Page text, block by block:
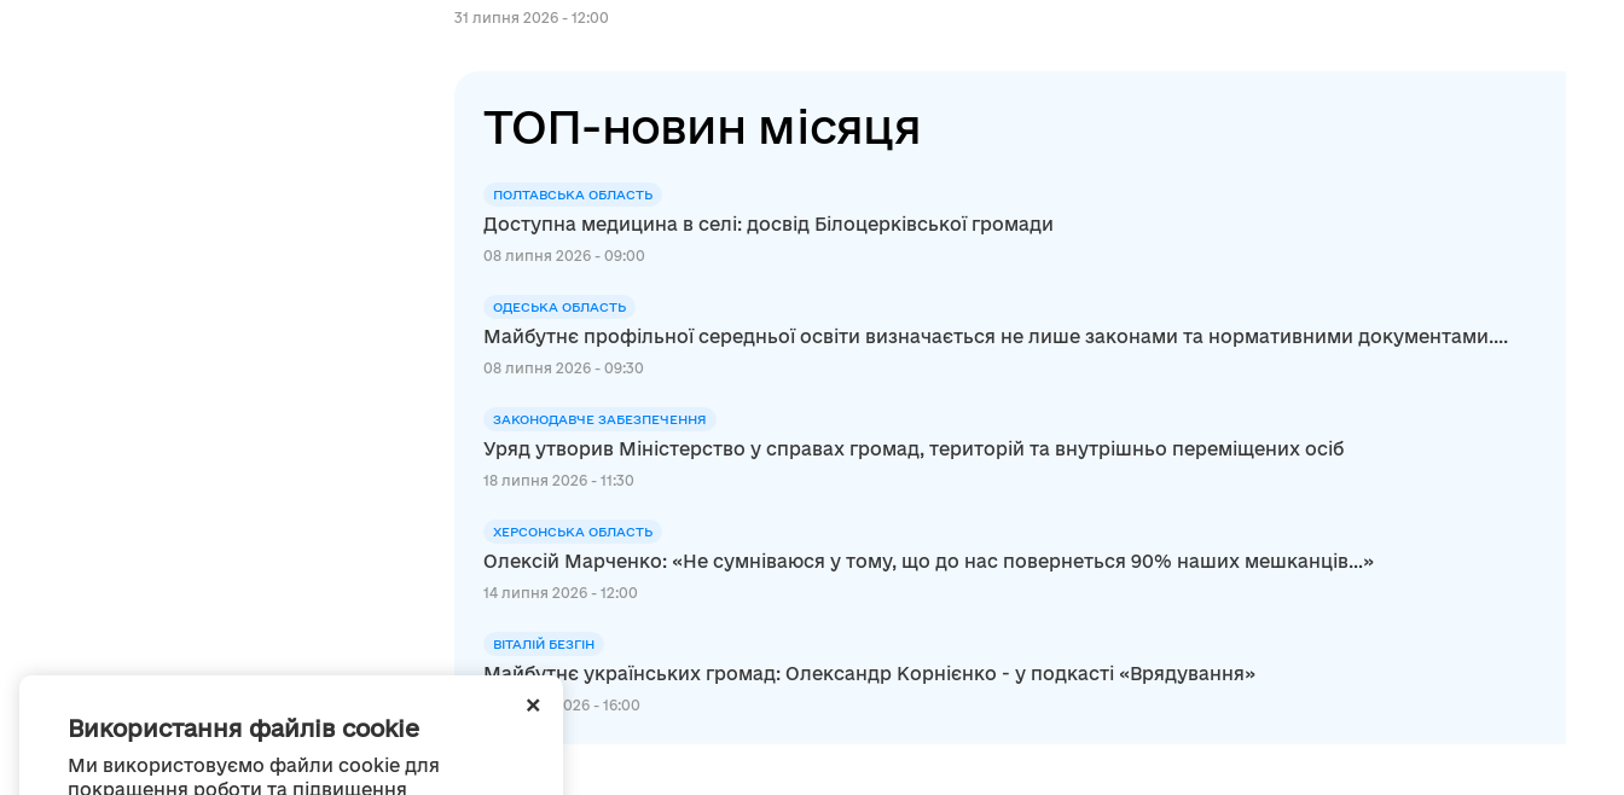
+
Використання файлів cookie
Ми використовуємо файли cookie для
покращення роботи та підвищення
31 липня 2026 - 12:00
ТОП-новин місяця
ПОЛТАВСЬКА ОБЛАСТЬ
Доступна медицина в селі: досвід Білоцерківської громади
08 липня 2026 - 09:00
ОДЕСЬКА ОБЛАСТЬ
Майбутнє профільної середньої освіти визначається не лише законами та нормативними документами....
08 липня 2026 - 09:30
ЗАКОНОДАВЧЕ ЗАБЕЗПЕЧЕННЯ
Уряд утворив Міністерство у справах громад, територій та внутрішньо переміщених осіб
18 липня 2026 - 11:30
ХЕРСОНСЬКА ОБЛАСТЬ
Олексій Марченко: «Не сумніваюся у тому, що до нас повернеться 90% наших мешканців…»
14 липня 2026 - 12:00
ВІТАЛІЙ БЕЗГІН
Майбутнє українських громад: Олександр Корнієнко - у подкасті «Врядування»
25 липня 2026 - 16:00